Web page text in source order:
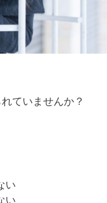
ていませんか？
い
い